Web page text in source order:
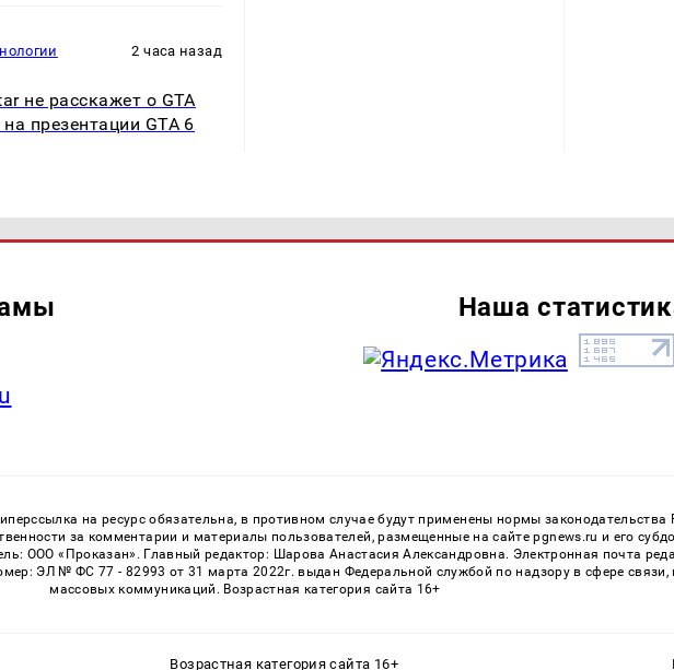
2 часа назад
не расскажет о GTA
презентации GTA 6
Наша
на ресурс обязательна, в противном случае будут применены нормы
за комментарии и материалы пользователей, размещенные на сайте pgnews.ru и его
ООО «Проказан». Главный редактор: Шарова Анастасия Александровна. Электронная почта
ЭЛ № ФС 77 - 82993 от 31 марта 2022г. выдан Федеральной службой по надзору в сфере
массовых коммуникаций. Возрастная категория сайта 16+
Возрастная категория сайта 16+